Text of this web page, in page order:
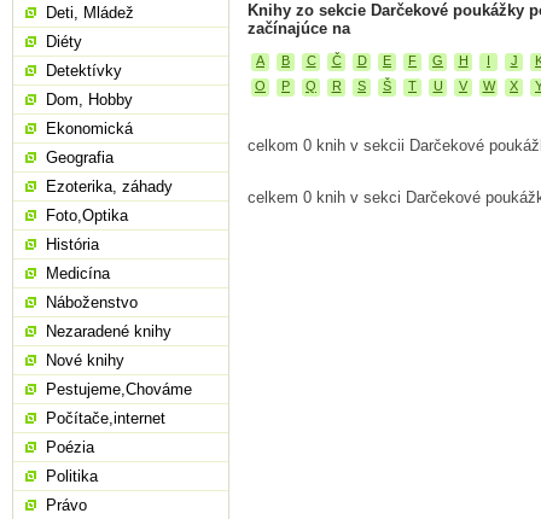
Knihy zo sekcie Darčekové poukážky
začínajúce na
A B C Č D E F G H I J
O
P Q R S Š T U V W X
celkom 0 knih v sekcii Darčekové
celkem 0 knih v sekci Darčekové
Deti, Mládež
Diéty
Detektívky
Dom, Hobby
Ekonomická
Geografia
Ezoterika, záhady
Foto,Optika
História
Medicína
Náboženstvo
Nezaradené knihy
Nové knihy
Pestujeme,Chováme
Počítače,internet
Poézia
Politika
Právo